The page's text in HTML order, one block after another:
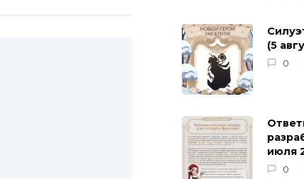
(5
0
июля
0